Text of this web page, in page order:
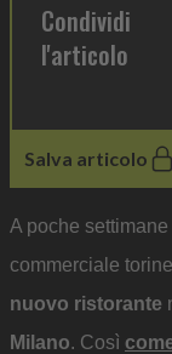
Condividi
l'articolo
Salva articolo
A poche settimane
commerciale
nuovo ristorante
Milano. Così